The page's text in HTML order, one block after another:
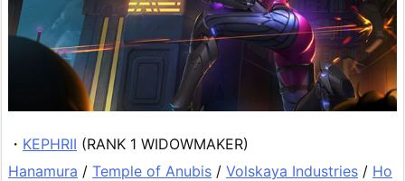
・ KEPHRII (RANK 1 WIDOWMAKER)
Hanamura / Temple of Anubis / Volskaya Industries / Ho